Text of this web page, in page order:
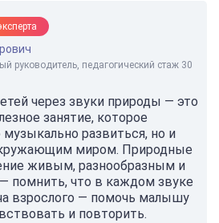
руководитель, педагогический стаж 30
через звуки природы — это
занятие, которое
развиться, но и
миром. Природные
живым, разнообразным и
помнить, что в каждом звуке
взрослого — помочь малышу
и повторить.